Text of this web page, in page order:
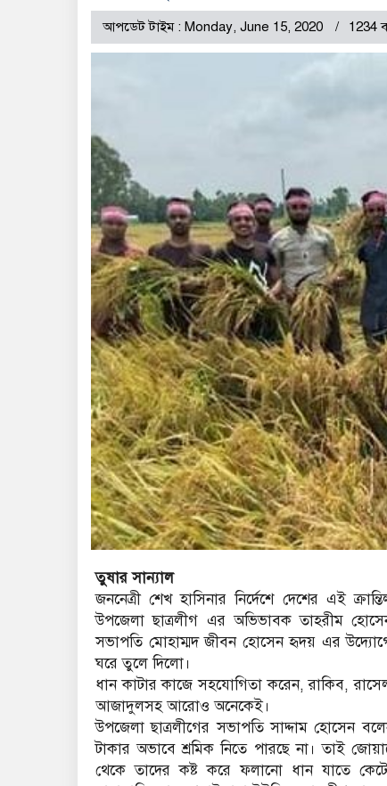
আপডেট টাইম : Monday, June 15, 2020 1234
তুষার সান্যাল
জননেত্রী শেখ হাসিনার নির্দেশে দেশের এই
উপজেলা ছাত্রলীগ এর অভিভাবক তাহরীম
সভাপতি মোহাম্মদ জীবন হোসেন হৃদয় এর
ঘরে তুলে দিলো।
ধান কাটার কাজে সহযোগিতা করেন, রাকিব,
আজাদুলসহ আরোও অনেকেই।
উপজেলা ছাত্রলীগের সভাপতি সাদ্দাম হোসেন
টাকার অভাবে শ্রমিক নিতে পারছে না। তাই
থেকে তাদের কষ্ট করে ফলানো ধান যাতে